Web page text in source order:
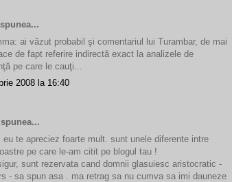
spunea...
ai văzut probabil şi comentariul lui Turambar, de mai
de fapt referire indirectă exact la analizele de
pe care le cauţi...
2008 la 16:40
eu te apreciez foarte mult. sunt unele diferente intre
pe care le-am citit pe blogul tau !
sunt rezervata cand domnii glasuiesc aristocratic -
- sa spun asa . ma retrag sa nu cumva sa imi dauneze